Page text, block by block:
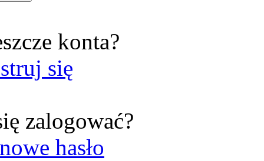
konta?
się
zalogować?
hasło